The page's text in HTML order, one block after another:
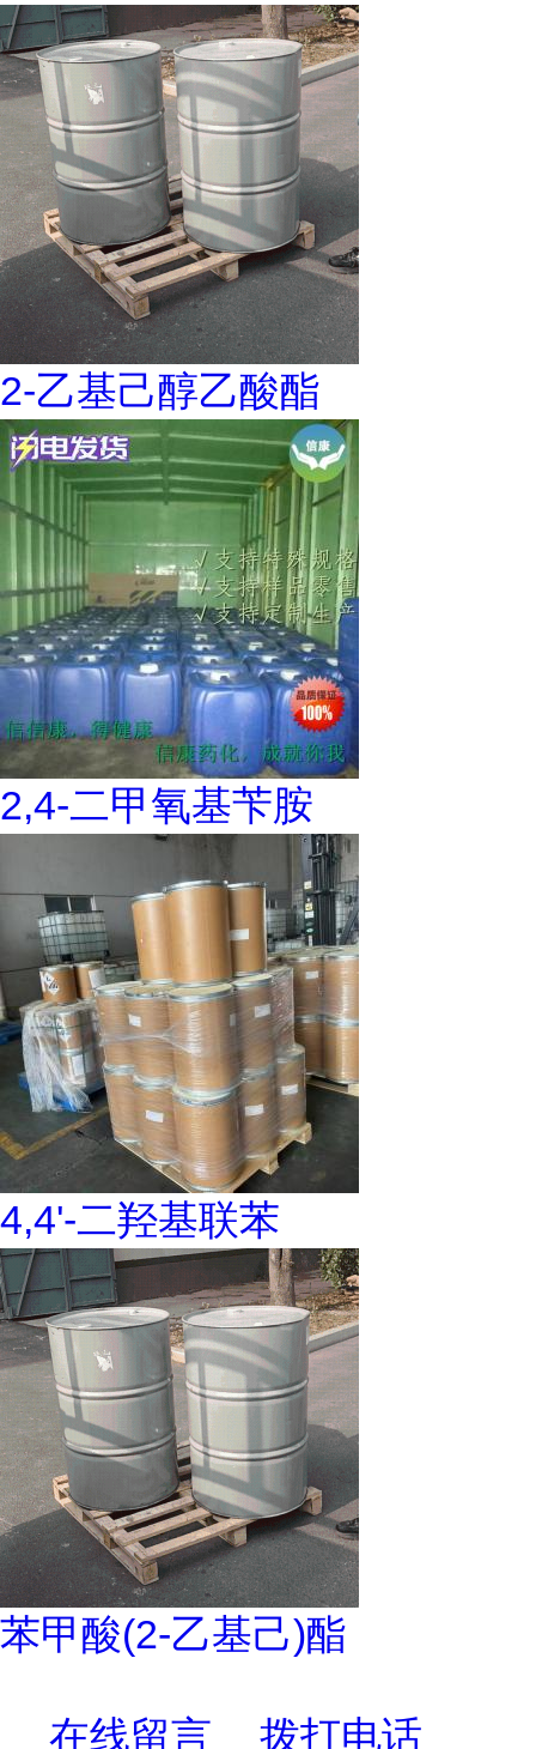
2-乙基己醇乙酸酯
2,4-二甲氧基苄胺
4,4'-二羟基联苯
苯甲酸(2-乙基己)酯
在线留言 拨打电话